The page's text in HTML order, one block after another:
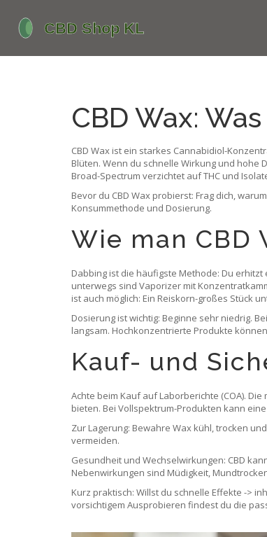
CBD Wax:
CBD Wax ist ein starkes Cannabidiol-
Blüten. Wenn du schnelle Wirkung und hohe
Broad-Spectrum verzichtet auf THC und
Bevor du CBD Wax probierst: Frag dich,
Konsummethode und Dosierung.
Wie man CBD
Dabbing ist die häufigste Methode: Du
unterwegs sind Vaporizer mit
ist auch möglich: Ein Reiskorn-großes Stück
Dosierung ist wichtig: Beginne sehr niedrig.
langsam. Hochkonzentrierte Produkte
Kauf- und
Achte beim Kauf auf Laborberichte (COA).
bieten. Bei Vollspektrum-Produkten kann
Zur Lagerung: Bewahre Wax kühl, trocken
vermeiden.
Gesundheit und Wechselwirkungen: CBD
Nebenwirkungen sind Müdigkeit,
Kurz praktisch: Willst du schnelle Effekte ->
vorsichtigem Ausprobieren findest du die